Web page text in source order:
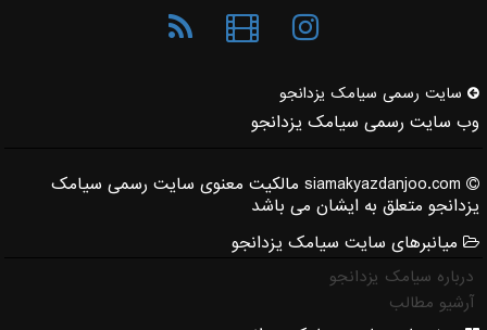
سایت رسمی سیامك یزدانجو
وب سایت رسمی سیامک یزدانجو
siamakyazdanjoo.com مالکیت معنوی سایت رسمی سیامک
یزدانجو متعلق به ایشان می باشد
میانبرهای سایت سیامک یزدانجو
درباره سیامک یزدانجو
آرشیو مطالب